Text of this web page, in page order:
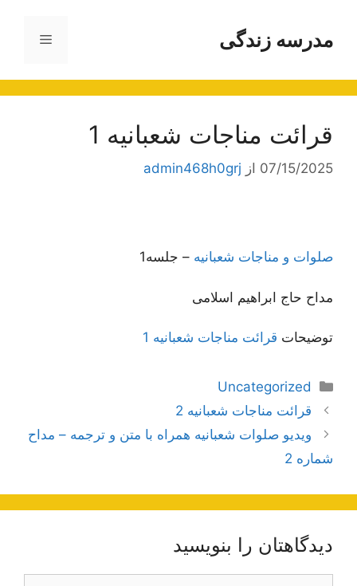
محتوامدرسه زندگی فهرست
قرائت مناجات شعبانیه 1
07/15/2025 از admin468h0grj
صلوات و مناجات شعبانیه – جلسه1
مداح حاج ابراهیم اسلامی
توضیحات قرائت مناجات شعبانیه 1
دسته‌ها
Uncategorized
ناوبری
نوشته‌ها
قرائت مناجات شعبانیه 2
ویدیو صلوات شعبانیه همراه با متن و ترجمه – مداح
شماره 2
دیدگاهتان را بنویسید